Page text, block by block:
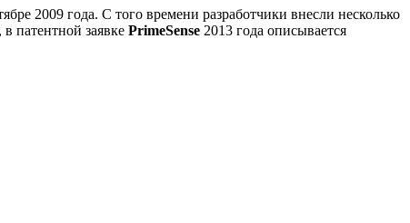
2009 года. С того времени разработчики внесли несколько
патентной заявке PrimeSense 2013 года описывается